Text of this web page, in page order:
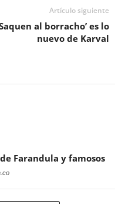
Artículo siguiente
al borracho’ es lo
nuevo de Karval
Farandula y famosos